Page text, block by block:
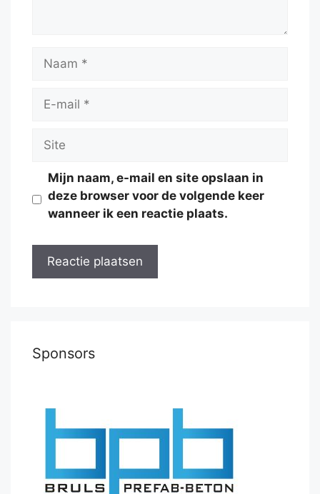
Naam
Site
Mijn naam, e-mail en site opslaan in
deze browser voor de volgende keer
wanneer ik een reactie plaats.
Sponsors